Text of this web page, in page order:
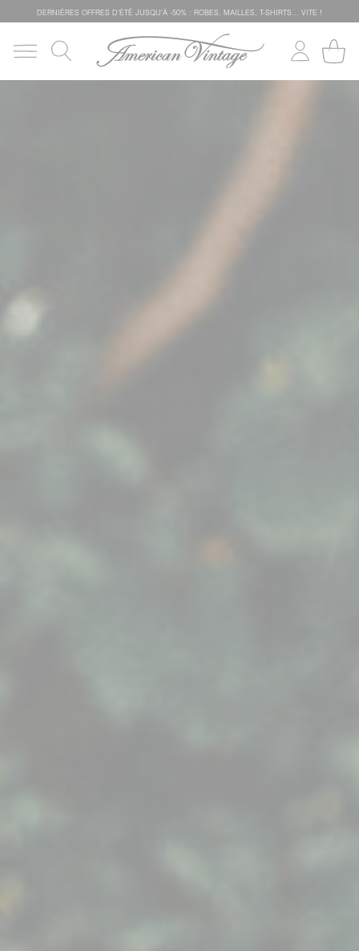
DERNIÈRES OFFRES D'ÉTÊ JUSQU'À -50% : ROBES, MAILLES, T-SHIRTS... VITE !